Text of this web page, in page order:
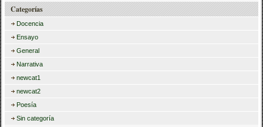
Categorías
Docencia
Ensayo
General
Narrativa
newcat1
newcat2
Poesía
Sin categoría